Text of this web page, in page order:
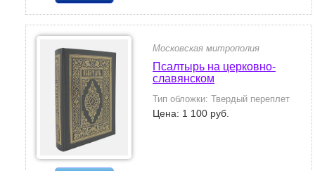
Московская митрополия
Псалтырь на церковно-
славянском
Тип обложки: Твердый переплет
Цена: 1 100 руб.